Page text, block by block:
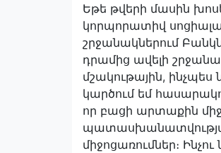
Եթե թվերի մասին
կորպորատիվ
շրջանակներում
դրամից ավելի
մշակութային,
կարծում եմ
որ բացի արտաքին
միջոցառումներ։